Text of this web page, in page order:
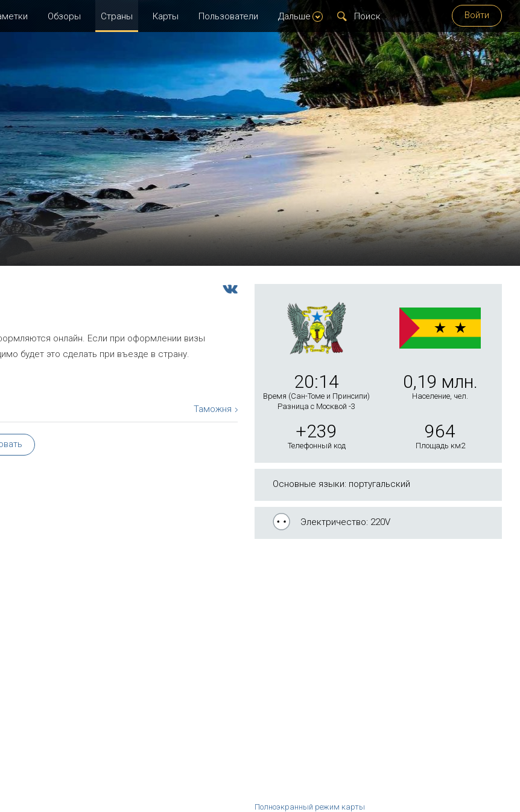
Войти
Обзоры Страны Карты Пользователи Дальше
20:14
Время (Сан-Томе и Принсипи)
Разница с Москвой -3
0,19 млн.
Население, чел.
+239
Телефонный код
964
Площадь км2
Основные языки: португальский
Электричество: 220V
Полноэкранный режим карты
онлайн. Если при оформлении визы
будет это сделать при въезде в страну.
Таможня